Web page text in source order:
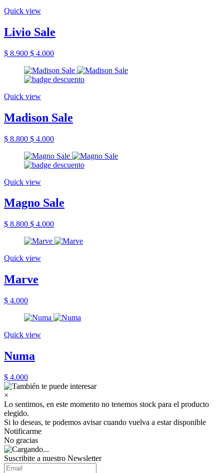
Quick view
Livio Sale
$ 8.900 $ 4.000
Quick view
Madison Sale
$ 8.800 $ 4.000
Quick view
Magno Sale
$ 8.800 $ 4.000
Quick view
Marve
$ 4.000
Quick view
Numa
$ 4.000
×
Lo sentimos, en este momento no tenemos stock para el producto
elegido.
Si lo deseas, te podemos avisar cuando vuelva a estar disponible
Notificarme
No gracias
Suscribite a nuestro Newsletter